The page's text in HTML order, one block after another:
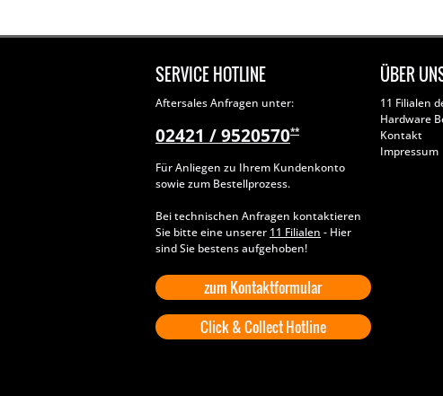
SERVICE HOTLINE
Aftersales Anfragen unter:
02421 / 9520570**
Für Anliegen zu Ihrem Kundenkonto
sowie zum Bestellprozess.
Bei technischen Anfragen kontaktieren
Sie bitte eine unserer 11 Filialen - Hier
sind Sie bestens aufgehoben!
zum Kontaktformular
Click & Collect Hotline
ÜBER
11 Filialen
Hardware
Kontakt
Impressum